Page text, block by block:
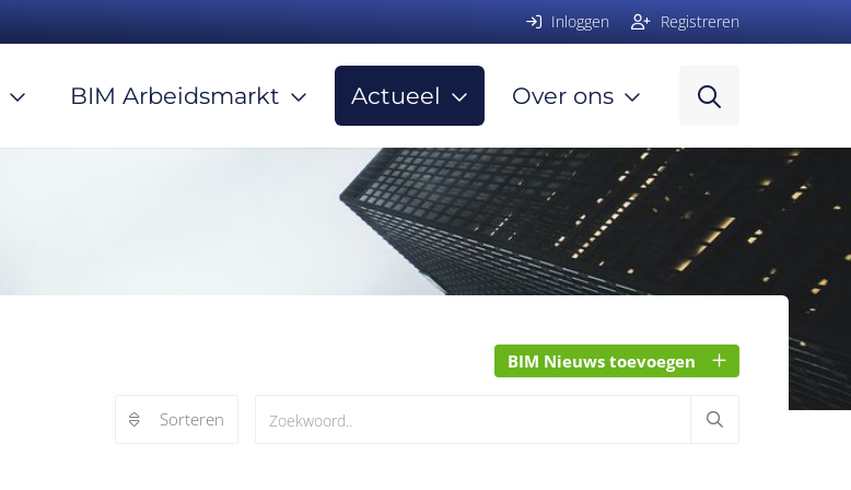
Sorteren
BIM Nieuws toevoegen
Inloggen Registreren
BIM Arbeidsmarkt Actueel Over ons